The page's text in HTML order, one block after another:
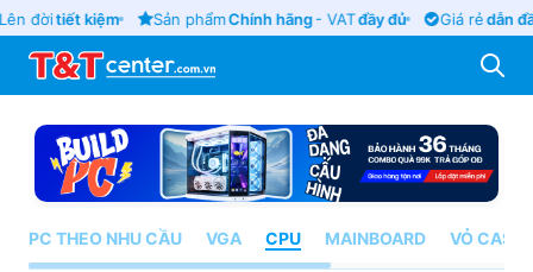
đờitiết kiệm Sản phẩmChính hãng- VATđầy đủ Giá rẻdẫn đầu
PC THEO NHU CẦU VGA CPU MAINBOARD VỎ CASE